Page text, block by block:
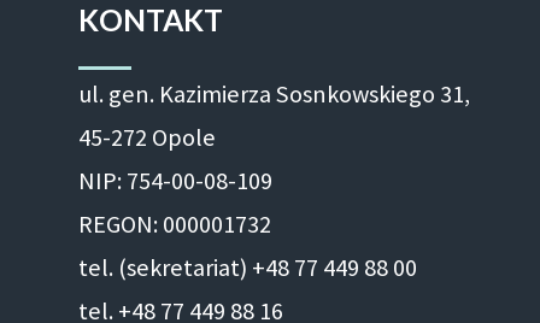
KONTAKT
ul. gen. Kazimierza Sosnkowskiego 31,
45-272 Opole
NIP: 754-00-08-109
REGON: 000001732
tel. (sekretariat) +48 77 449 88 00
tel. +48 77 449 88 16